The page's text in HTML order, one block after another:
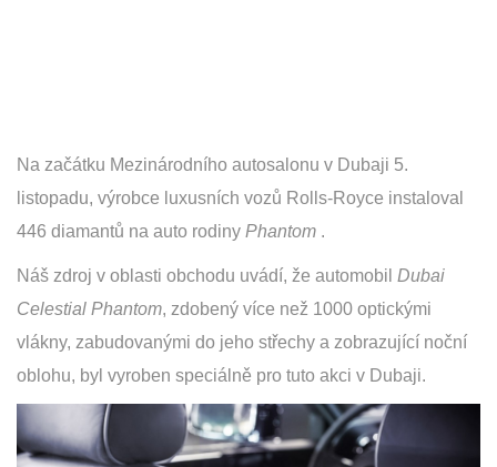
Na začátku Mezinárodního autosalonu v Dubaji 5.
listopadu, výrobce luxusních vozů Rolls-Royce instaloval
446 diamantů na auto rodiny Phantom .
Náš zdroj v oblasti obchodu uvádí, že automobil Dubai
Celestial Phantom, zdobený více než 1000 optickými
vlákny, zabudovanými do jeho střechy a zobrazující noční
oblohu, byl vyroben speciálně pro tuto akci v Dubaji.